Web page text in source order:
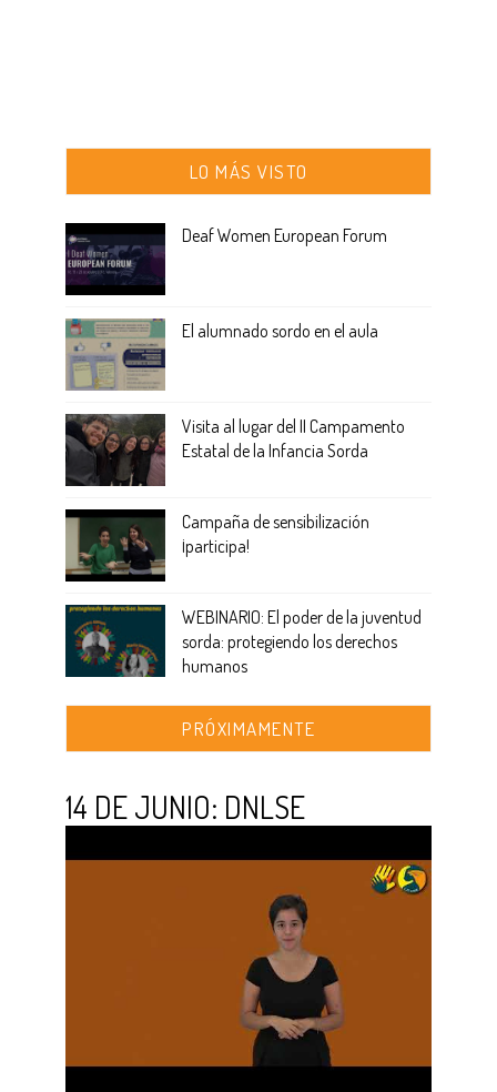
LO MÁS VISTO
Deaf Women European Forum
El alumnado sordo en el aula
Visita al lugar del II Campamento
Estatal de la Infancia Sorda
Campaña de sensibilización
¡participa!
WEBINARIO: El poder de la juventud
sorda: protegiendo los derechos
humanos
PRÓXIMAMENTE
14 DE JUNIO: DNLSE